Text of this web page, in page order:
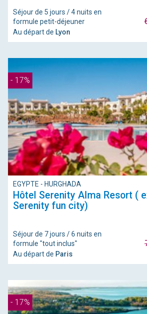
Séjour de 5 jours / 4 nuits en
formule petit-déjeuner
Au départ de Lyon
- 17%
EGYPTE - HURGHADA
Hôtel Serenity Alma Resort (
Serenity fun city)
Séjour de 7 jours / 6 nuits en
formule "tout inclus"
Au départ de Paris
- 17%